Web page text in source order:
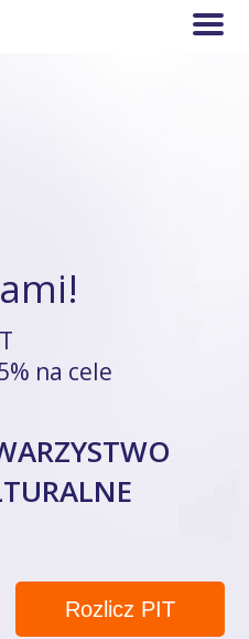
na cele
Rozlicz PIT